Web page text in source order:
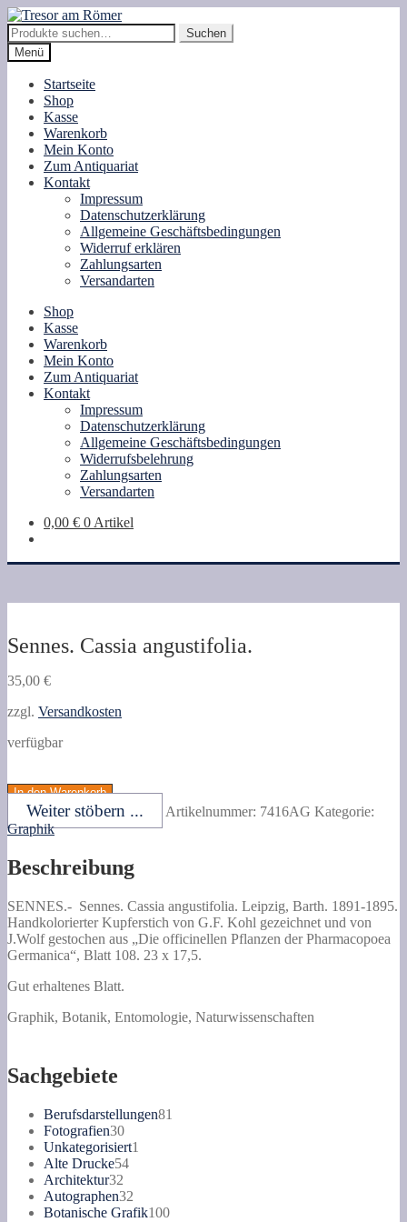
Zur
Navigation
springen
Zum
Inhalt
springen
Suche
nach:
Suchen
Menü
Startseite
Shop
Kasse
Warenkorb
Mein Konto
Zum Antiquariat
Kontakt
Impressum
Datenschutzerklärung
Allgemeine Geschäftsbedingungen
Widerruf erklären
Zahlungsarten
Versandarten
Shop
Kasse
Warenkorb
Mein Konto
Zum Antiquariat
Kontakt
Impressum
Datenschutzerklärung
Allgemeine Geschäftsbedingungen
Widerrufsbelehrung
Zahlungsarten
Versandarten
0,00 € 0 Artikel
Sennes. Cassia angustifolia.
35,00 €
zzgl. Versandkosten
verfügbar
Cassia
angustifolia.
Menge
In den Warenkorb
Weiter stöbern ... Artikelnummer: 7416AG Kategorie:
Graphik
Beschreibung
SENNES.- Sennes. Cassia angustifolia. Leipzig, Barth. 1891-1895.
Handkolorierter Kupferstich von G.F. Kohl gezeichnet und von
J.Wolf gestochen aus „Die officinellen Pflanzen der Pharmacopoea
Germanica“, Blatt 108. 23 x 17,5.
Gut erhaltenes Blatt.
Graphik, Botanik, Entomologie, Naturwissenschaften
Sachgebiete
Berufsdarstellungen81
Fotografien3030
Produkte
Unkategorisiert1
Alte Drucke5454
Architektur32
Produkte
Autographen32
Produkte
Botanische Grafik100100